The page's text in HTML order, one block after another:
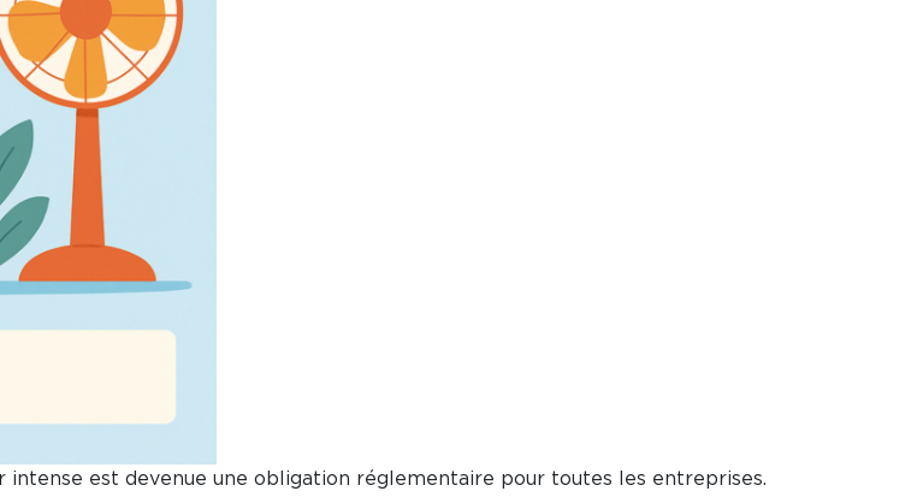
intense est devenue une obligation réglementaire pour toutes les entreprises.